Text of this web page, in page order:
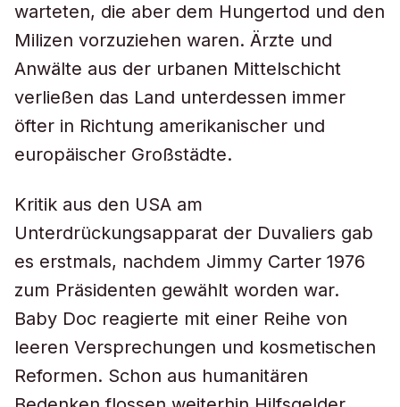
warteten, die aber dem Hungertod und den
Milizen vorzuziehen waren. Ärzte und
Anwälte aus der urbanen Mittelschicht
verließen das Land unterdessen immer
öfter in Richtung amerikanischer und
europäischer Großstädte.
Kritik aus den USA am
Unterdrückungsapparat der Duvaliers gab
es erstmals, nachdem Jimmy Carter 1976
zum Präsidenten gewählt worden war.
Baby Doc reagierte mit einer Reihe von
leeren Versprechungen und kosmetischen
Reformen. Schon aus humanitären